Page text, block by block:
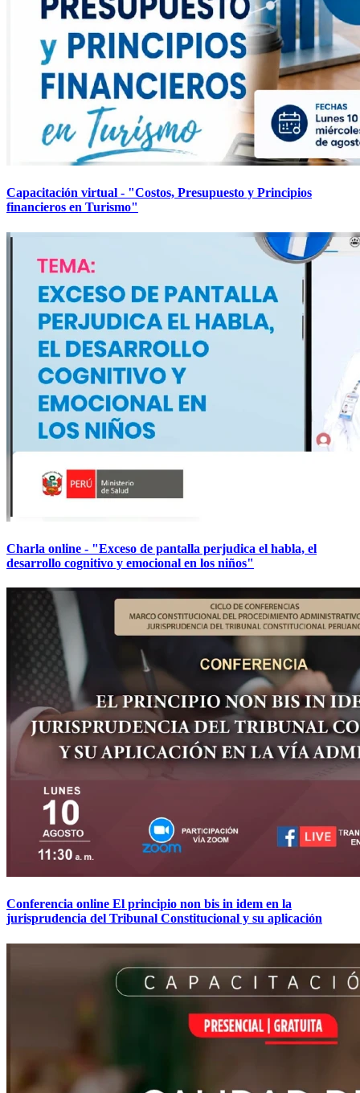
Capacitación virtual - "Costos, Presupuesto y Principios
financieros en Turismo"
Charla online - "Exceso de pantalla perjudica el habla, el
desarrollo cognitivo y emocional en los niños"
Conferencia online El principio non bis in idem en la
jurisprudencia del Tribunal Constitucional y su aplicación